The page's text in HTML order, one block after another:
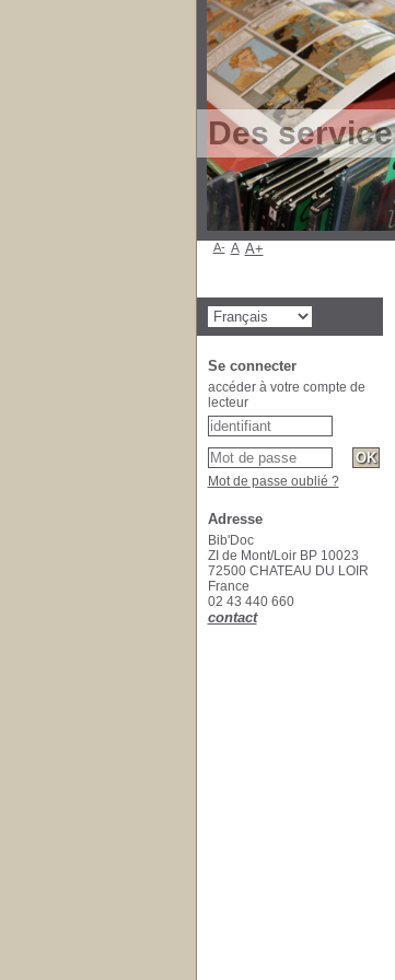
Des
A- A A+
Se connecter
accéder à votre compte de
lecteur
Mot de passe oublié ?
Adresse
Bib'Doc
ZI de Mont/Loir BP 10023
72500 CHATEAU DU LOIR
France
02 43 440 660
contact